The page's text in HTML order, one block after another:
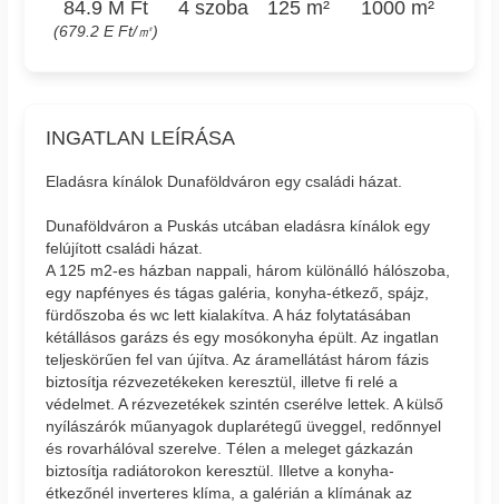
84.9 M Ft
(679.2 E Ft/㎡)
4 szoba 125 m² 1000 m²
INGATLAN LEÍRÁSA
Eladásra kínálok Dunaföldváron egy családi házat.
Dunaföldváron a Puskás utcában eladásra kínálok egy
felújított családi házat.
A 125 m2-es házban nappali, három különálló hálószoba,
egy napfényes és tágas galéria, konyha-étkező, spájz,
fürdőszoba és wc lett kialakítva. A ház folytatásában
kétállásos garázs és egy mosókonyha épült. Az ingatlan
teljeskörűen fel van újítva. Az áramellátást három fázis
biztosítja rézvezetékeken keresztül, illetve fi relé a
védelmet. A rézvezetékek szintén cserélve lettek. A külső
nyílászárók műanyagok duplarétegű üveggel, redőnnyel
és rovarhálóval szerelve. Télen a meleget gázkazán
biztosítja radiátorokon keresztül. Illetve a konyha-
étkezőnél inverteres klíma, a galérián a klímának az